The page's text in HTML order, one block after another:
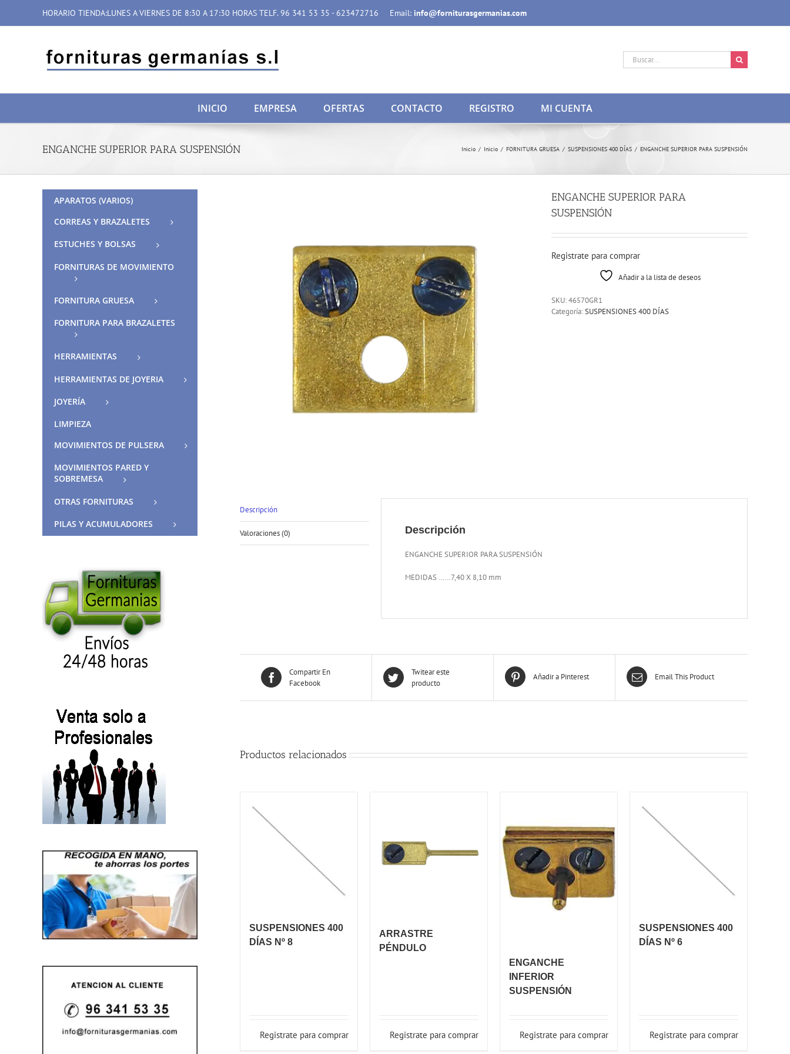
contenido
HORARIO TIENDA:LUNES A VIERNES DE 8:30 A 17:30 HORAS TELF. 96 341 53 35 - 623472716 Email: info@forniturasgermanias.com
Buscar:
INICIO EMPRESA OFERTAS CONTACTO REGISTRO MI CUENTA
ENGANCHE SUPERIOR PARA SUSPENSIÓN Inicio / Inicio / FORNITURA GRUESA / SUSPENSIONES 400 DÍAS / ENGANCHE SUPERIOR PARA SUSPENSIÓN
ENGANCHE SUPERIOR PARA
SUSPENSIÓN
Registrate para comprar
Añadir a la lista de deseos
SKU:46570GR1
Categoría:SUSPENSIONES 400 DÍAS
Descripción
Valoraciones (0) Descripción
ENGANCHE SUPERIOR PARA SUSPENSIÓN
MEDIDAS ……7,40 X 8,10 mm
Compartir En
Facebook
Twitear este
producto
Añadir a Pinterest Email This Product
Productos relacionados
SUSPENSIONES 400
DÍAS Nº 8
Registrate para comprar
ARRASTRE
PÉNDULO
Registrate para comprar
ENGANCHE
INFERIOR
SUSPENSIÓN
Registrate para comprar
SUSPENSIONES 400
DÍAS Nº 6
Registrate para comprar
APARATOS (VARIOS)
CORREAS Y BRAZALETES
ESTUCHES Y BOLSAS
FORNITURAS DE MOVIMIENTO
FORNITURA GRUESA
FORNITURA PARA BRAZALETES
HERRAMIENTAS
HERRAMIENTAS DE JOYERIA
JOYERÍA
LIMPIEZA
MOVIMIENTOS DE PULSERA
MOVIMIENTOS PARED Y
SOBREMESA
OTRAS FORNITURAS
PILAS Y ACUMULADORES